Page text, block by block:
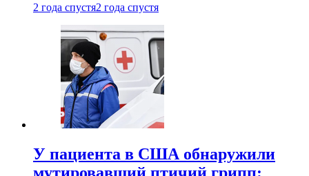
2 года спустя2 года спустя
У пациента в США обнаружили
мутировавший птичий грипп: